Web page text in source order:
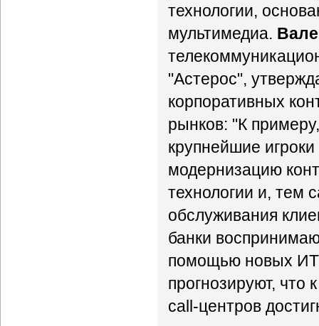
технологии,
мультимедиа.
"Астерос",
корпоративных
рынков: "К
крупнейшие
модернизацию
технологии и, тем
обслуживания
банки
помощью новых
прогнозируют, что
call-центров